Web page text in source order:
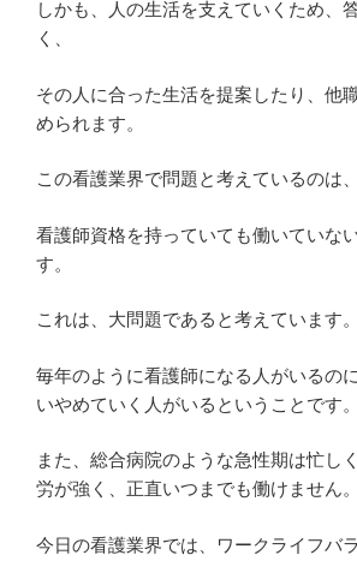
しかも、人の生活を支えていくため、
く、
その人に合った生活を提案したり、他
められます。
この看護業界で問題と考えているのは
看護師資格を持っていても働いていな
す。
これは、大問題であると考えています。
毎年のように看護師になる人がいるの
いやめていく人がいるということです。
また、総合病院のような急性期は忙し
労が強く、正直いつまでも働けません。
今日の看護業界では、ワークライフバ